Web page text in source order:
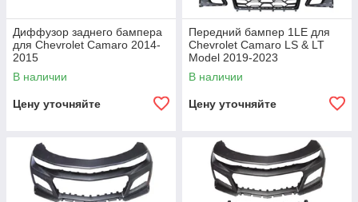
Диффузор заднего бампера
для Chevrolet Camaro 2014-
2015
В наличии
Цену уточняйте
Передний бампер 1LE для
Chevrolet Camaro LS & LT
Model 2019-2023
В наличии
Цену уточняйте